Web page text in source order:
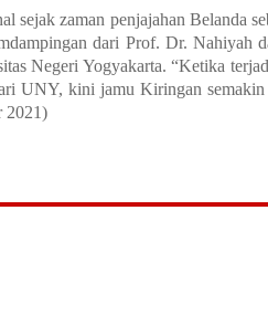
sejak zaman penjajahan Belanda
dari Prof. Dr. Nahiyah
Negeri Yogyakarta. “Ketika
UNY, kini jamu Kiringan semakin
2021)